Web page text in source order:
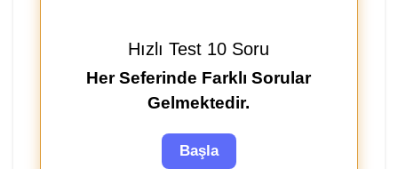
Hızlı Test 10 Soru
Her Seferinde Farklı Sorular
Gelmektedir.